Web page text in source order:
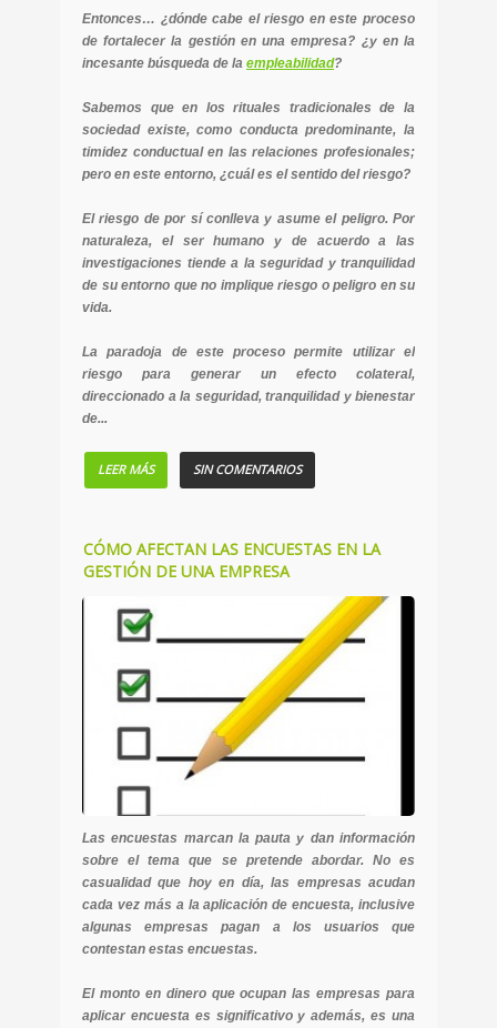
Entonces… ¿dónde cabe el riesgo en este proceso
de fortalecer la gestión en una empresa? ¿y en la
incesante búsqueda de la empleabilidad?
Sabemos que en los rituales tradicionales de la
sociedad existe, como conducta predominante, la
timidez conductual en las relaciones profesionales;
pero en este entorno, ¿cuál es el sentido del riesgo?
El riesgo de por sí conlleva y asume el peligro. Por
naturaleza, el ser humano y de acuerdo a las
investigaciones tiende a la seguridad y tranquilidad
de su entorno que no implique riesgo o peligro en su
vida.
La paradoja de este proceso permite utilizar el
riesgo para generar un efecto colateral,
direccionado a la seguridad, tranquilidad y bienestar
de...
LEER MÁS SIN COMENTARIOS
CÓMO AFECTAN LAS ENCUESTAS EN LA
GESTIÓN DE UNA EMPRESA
Las encuestas marcan la pauta y dan información
sobre el tema que se pretende abordar. No es
casualidad que hoy en día, las empresas acudan
cada vez más a la aplicación de encuesta, inclusive
algunas empresas pagan a los usuarios que
contestan estas encuestas.
El monto en dinero que ocupan las empresas para
aplicar encuesta es significativo y además, es una